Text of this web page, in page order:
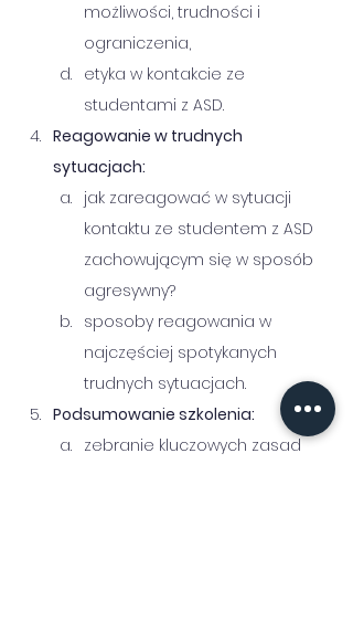
możliwości, trudności i
ograniczenia,
etyka w kontakcie ze
studentami z ASD.
Reagowanie w trudnych
sytuacjach:
jak zareagować w sytuacji
kontaktu ze studentem z ASD
zachowującym się w sposób
agresywny?
sposoby reagowania w
najczęściej spotykanych
trudnych sytuacjach.
Podsumowanie szkolenia:
zebranie kluczowych zasad